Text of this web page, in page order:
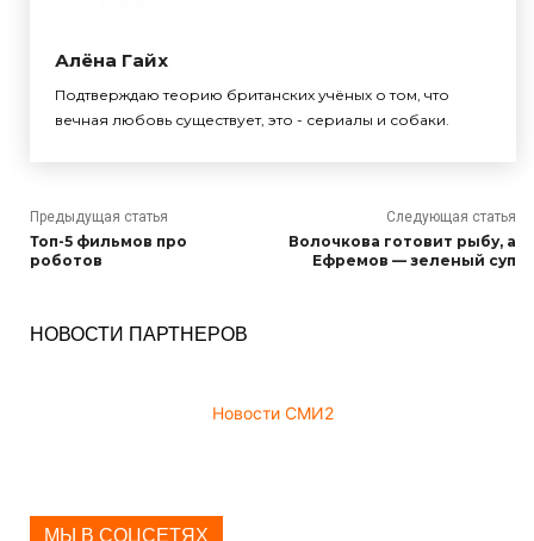
Алёна Гайх
Подтверждаю теорию британских учёных о том, что
вечная любовь существует, это - сериалы и собаки.
Предыдущая статья
Топ-5 фильмов про
роботов
Следующая статья
Волочкова готовит рыбу, а
Ефремов — зеленый суп
НОВОСТИ ПАРТНЕРОВ
Новости СМИ2
МЫ В СОЦСЕТЯХ